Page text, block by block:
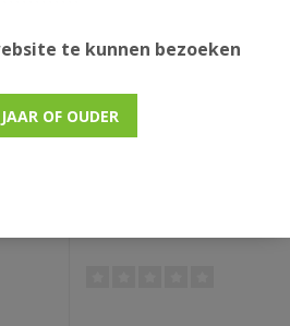
te kunnen bezoeken
OF OUDER